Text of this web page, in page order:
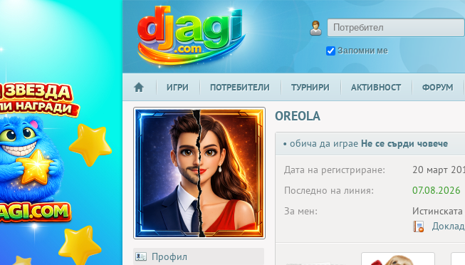
djagi.com
Запомни ме
НАЧАЛО
ИГРИ ПОТРЕБИТЕЛИ ТУРНИРИ АКТИВНОСТ ФОРУМ
Профил
OREOLA
• обича да играе Не се сърди човече
Дата на регистриране:
20 март
Последно на линия:
07.08.2026
За мен: